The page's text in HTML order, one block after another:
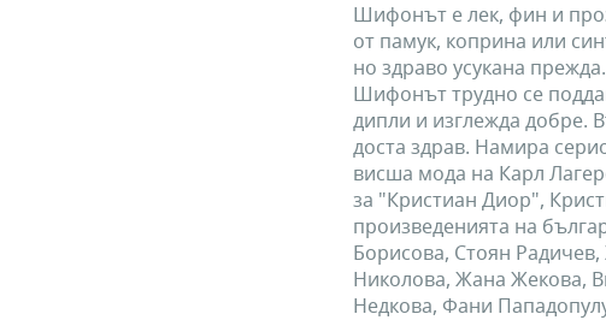
Шифонът е лек, фин и
от памук, коприна или
но здраво усукана прежда.
Шифонът трудно се
дипли и изглежда добре.
доста здрав. Намира
висша мода на Карл
за "Кристиан Диор",
произведенията на
Борисова, Стоян
Николова, Жана Жекова,
Недкова, Фани